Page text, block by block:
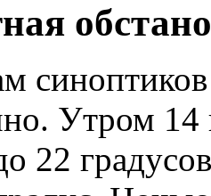
Утром 14
22